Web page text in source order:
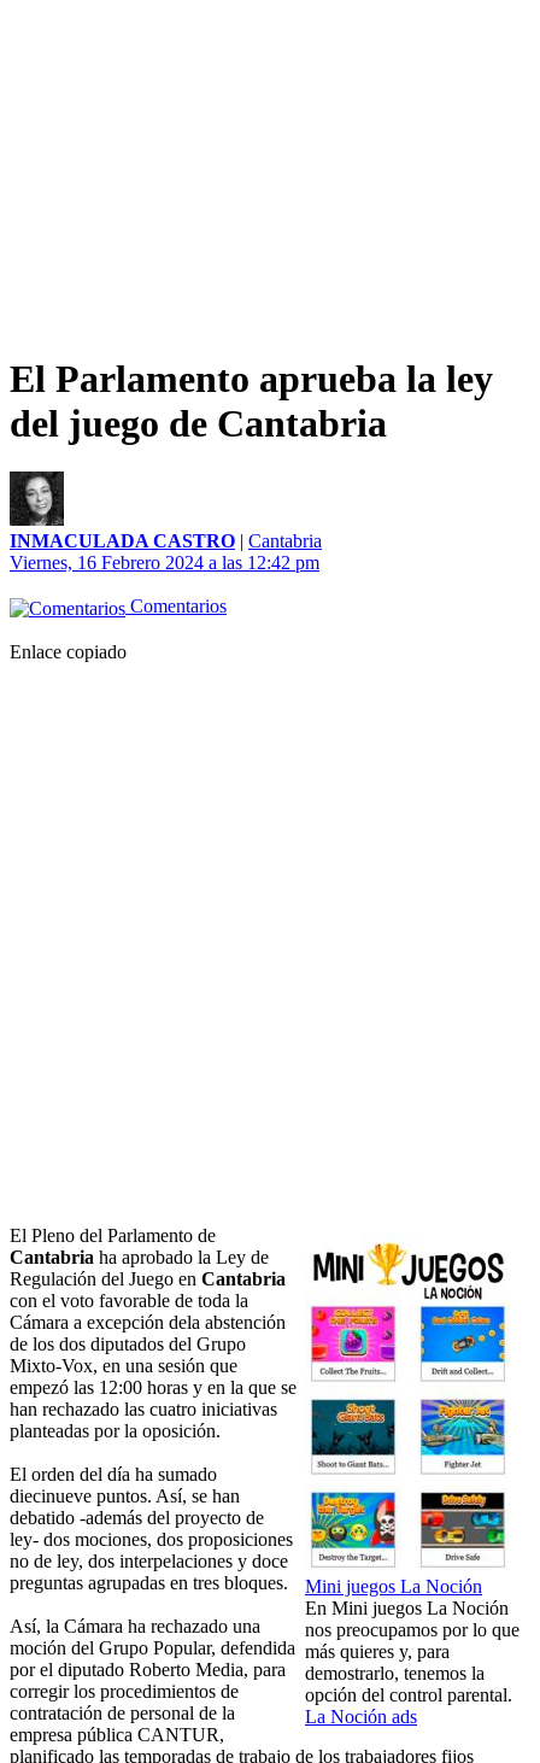
El Parlamento aprueba la ley
del juego de Cantabria
INMACULADA CASTRO | Cantabria
Viernes, 16 Febrero 2024 a las 12:42 pm
Comentarios
Enlace copiado
Mini juegos La Noción
En Mini juegos La Noción
nos preocupamos por lo que
más quieres y, para
demostrarlo, tenemos la
opción del control parental.
La Noción ads
El Pleno del Parlamento de
Cantabria ha aprobado la Ley de
Regulación del Juego en Cantabria
con el voto favorable de toda la
Cámara a excepción dela abstención
de los dos diputados del Grupo
Mixto-Vox, en una sesión que
empezó las 12:00 horas y en la que se
han rechazado las cuatro iniciativas
planteadas por la oposición.
El orden del día ha sumado
diecinueve puntos. Así, se han
debatido -además del proyecto de
ley- dos mociones, dos proposiciones
no de ley, dos interpelaciones y doce
preguntas agrupadas en tres bloques.
Así, la Cámara ha rechazado una
moción del Grupo Popular, defendida
por el diputado Roberto Media, para
corregir los procedimientos de
contratación de personal de la
empresa pública CANTUR,
planificado las temporadas de trabajo de los trabajadores fijos